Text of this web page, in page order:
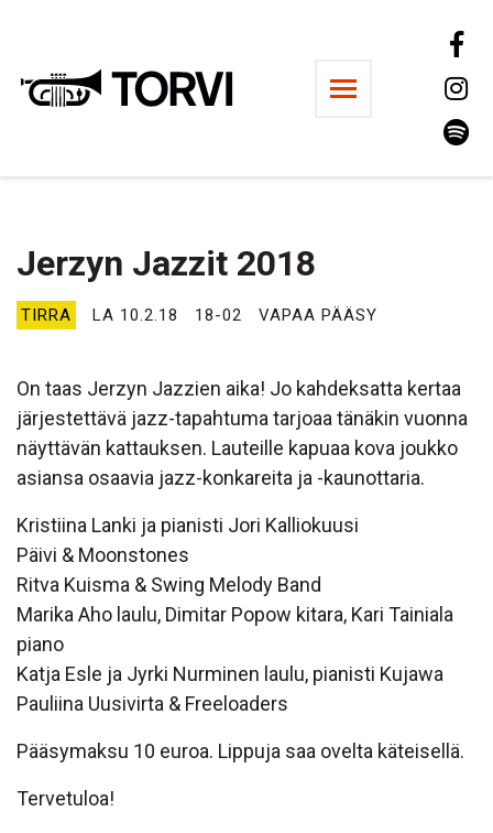
Ravintola Torvi
Jerzyn Jazzit 2018
TIRRA LA 10.2.18 18-02 VAPAA PÄÄSY
On taas Jerzyn Jazzien aika! Jo kahdeksatta kertaa
järjestettävä jazz-tapahtuma tarjoaa tänäkin vuonna
näyttävän kattauksen. Lauteille kapuaa kova joukko
asiansa osaavia jazz-konkareita ja -kaunottaria.
Kristiina Lanki ja pianisti Jori Kalliokuusi
Päivi & Moonstones
Ritva Kuisma & Swing Melody Band
Marika Aho laulu, Dimitar Popow kitara, Kari Tainiala
piano
Katja Esle ja Jyrki Nurminen laulu, pianisti Kujawa
Pauliina Uusivirta & Freeloaders
Pääsymaksu 10 euroa. Lippuja saa ovelta käteisellä.
Tervetuloa!